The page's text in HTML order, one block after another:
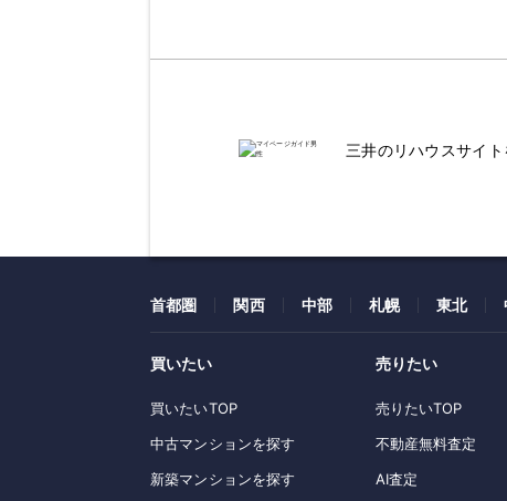
三井のリハウスサイ
首都圏 関西 中部 札幌 東北
買いたい
買いたいTOP
中古マンションを探す
新築マンションを探す
売りたい
売りたいTOP
不動産無料査定
AI査定